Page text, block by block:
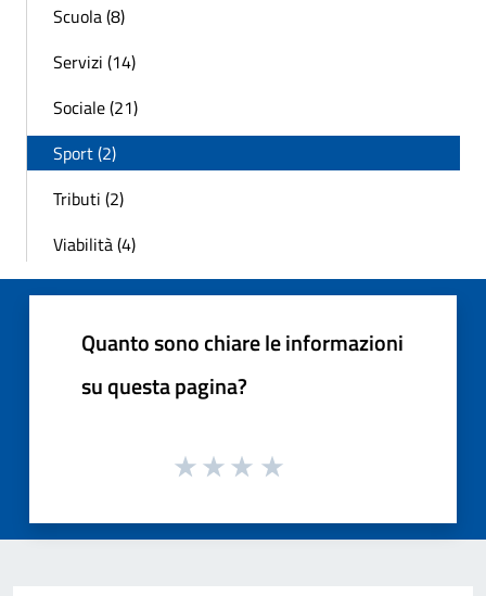
Scuola (8)
Servizi (14)
Sociale (21)
Sport (2)
Tributi (2)
Viabilità (4)
Quanto sono chiare le informazioni
su questa pagina?